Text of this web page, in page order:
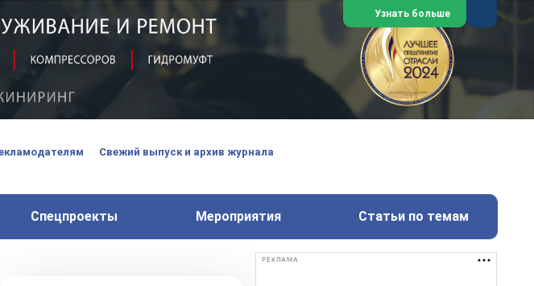
на нефтегазовых, нефтехимических, металлургических
Закрыть
Узнать больше
Свежий выпуск и архив журнала
Спецпроекты Мероприятия Статьи по темам
РЕКЛАМА